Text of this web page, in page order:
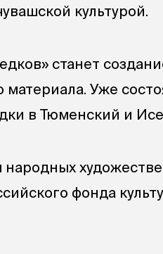
культурой.
станет
Уже
в Тюменский и
фонда